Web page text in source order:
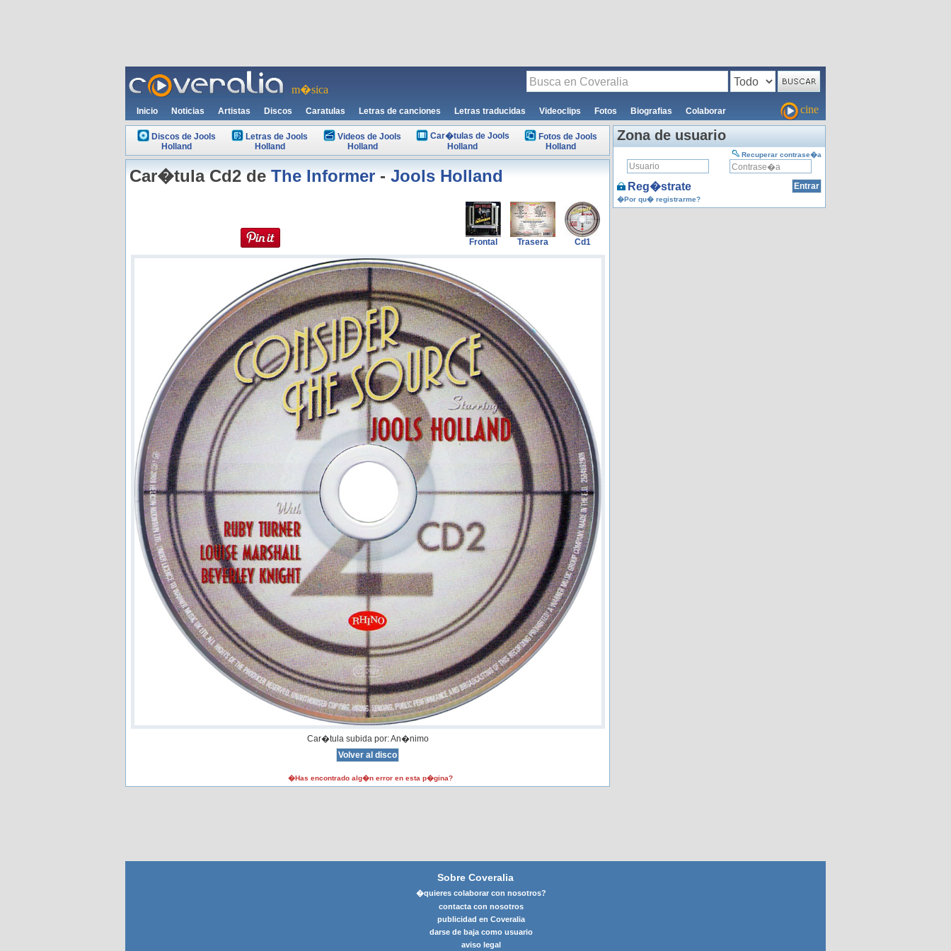
m�sica
Inicio Noticias Artistas Discos Caratulas Letras de canciones Letras traducidas Videoclips Fotos Biografias Colaborar cine
Discos de Jools
Holland
Letras de Jools
Holland
Videos de Jools
Holland
Car�tulas de Jools
Holland
Fotos de Jools
Holland
Car�tula Cd2 de The Informer - Jools Holland
Frontal Trasera Cd1
Car�tula subida por: An�nimo
�Has encontrado alg�n error en esta p�gina?
Zona de usuario
Recuperar contrase�a
Reg�strate
�Por qu� registrarme?
Sobre Coveralia
�quieres colaborar con nosotros?
contacta con nosotros
publicidad en Coveralia
darse de baja como usuario
aviso legal